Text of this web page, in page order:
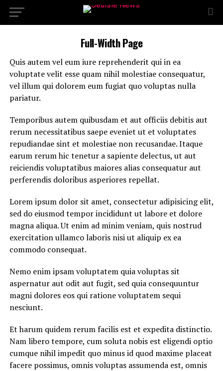
Full-Width Page
Quis autem vel eum iure reprehenderit qui in ea
voluptate velit esse quam nihil molestiae consequatur,
vel illum qui dolorem eum fugiat quo voluptas nulla
pariatur.
Temporibus autem quibusdam et aut officiis debitis aut
rerum necessitatibus saepe eveniet ut et voluptates
repudiandae sint et molestiae non recusandae. Itaque
earum rerum hic tenetur a sapiente delectus, ut aut
reiciendis voluptatibus maiores alias consequatur aut
perferendis doloribus asperiores repellat.
Lorem ipsum dolor sit amet, consectetur adipisicing elit,
sed do eiusmod tempor incididunt ut labore et dolore
magna aliqua. Ut enim ad minim veniam, quis nostrud
exercitation ullamco laboris nisi ut aliquip ex ea
commodo consequat.
Nemo enim ipsam voluptatem quia voluptas sit
aspernatur aut odit aut fugit, sed quia consequuntur
magni dolores eos qui ratione voluptatem sequi
nesciunt.
Et harum quidem rerum facilis est et expedita distinctio.
Nam libero tempore, cum soluta nobis est eligendi optio
cumque nihil impedit quo minus id quod maxime placeat
facere possimus, omnis voluptas assumenda est, omnis